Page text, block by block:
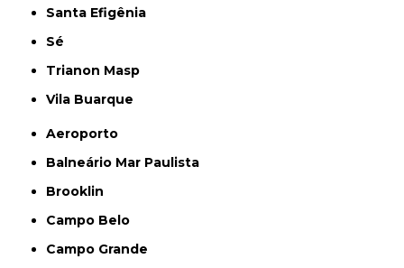
Santa Efigênia
Sé
Trianon Masp
Vila Buarque
Aeroporto
Balneário Mar Paulista
Brooklin
Campo Belo
Campo Grande